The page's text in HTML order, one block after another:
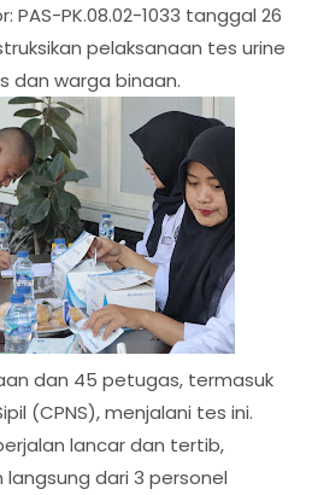
PAS-PK.08.02-1033 tanggal 26
pelaksanaan tes urine
dan warga binaan.
dan 45 petugas, termasuk
(CPNS), menjalani tes ini.
lancar dan tertib,
dari 3 personel